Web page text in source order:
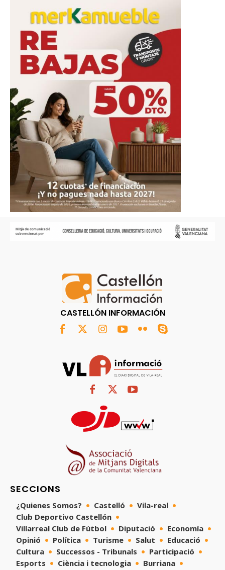
CASTELLÓN INFORMACIÓN
SECCIONS
¿Quienes Somos? Castelló
Vila-real
Club Deportivo Castellón
Villarreal Club de Fútbol
Diputació
Economía
Opinió
Política Turisme Salut
Educació
Cultura
Successos - Tribunals
Participació
Esports
Ciència i tecnologia
Burriana